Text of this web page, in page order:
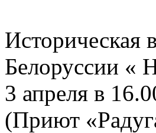
Историческая
Белоруссии «
3 апреля в
(Приют